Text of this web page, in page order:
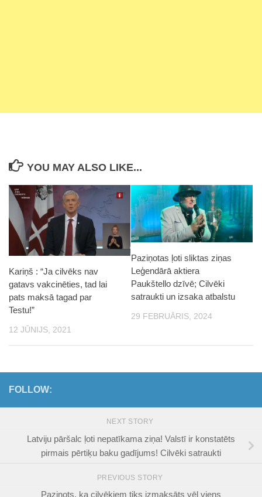
YOU MAY ALSO LIKE...
Kariņš : “Ja cilvēks nav
gatavs vakcinēties, tad lai
pats maksā tagad par
Testu!”
12 JŪNIJS, 2021
Paziņotas ļoti sliktas ziņas
Leģendārā aktiera
Paukštello dzīvē; Cilvēki
satraukti un izsaka atbalstu
29 FEBRUĀRIS, 2024
FOLLOW:
NEXT STORY
Latviju pāršalc ļoti nepatīkama ziņa! Valstī ir konstatēts
pirmais pērtiķu baku gadījums! Cilvēki satraukti
PREVIOUS STORY
Paziņots, ka cilvēkiem tiks izmaksāts vēl viens